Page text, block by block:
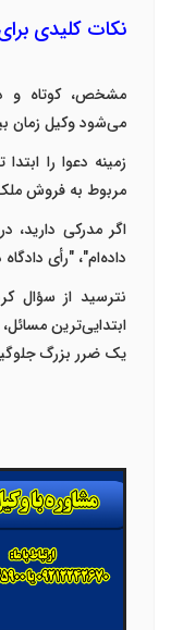
نکات کلیدی
مشخص، کوتاه و
می‌شود وکیل زمان
زمینه دعوا را
مربوط به فروش ملک
اگر مدرکی دارید،
داده‌ام"، "رأی دادگاه
نترسید از سؤال
ابتدایی‌ترین
یک ضرر بزرگ